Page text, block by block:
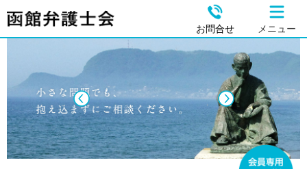
お問合せ メニュー